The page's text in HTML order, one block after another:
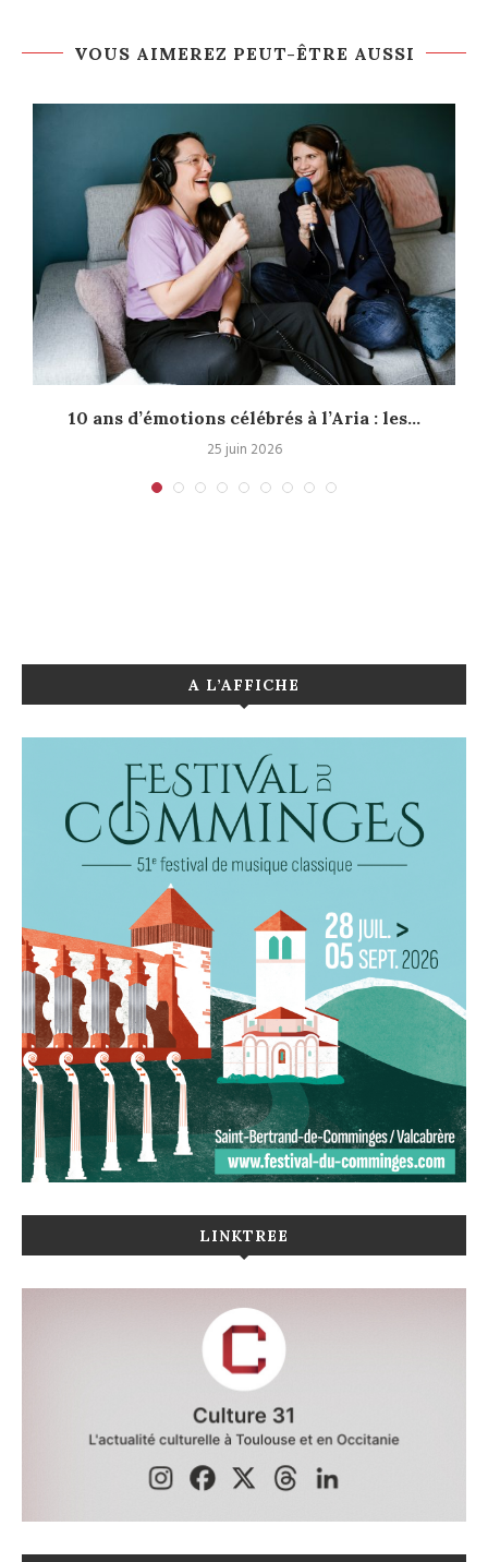
VOUS AIMEREZ PEUT-ÊTRE AUSSI
10 ans d’émotions célébrés à l’Aria : les...
25 juin 2026
A L’AFFICHE
LINKTREE